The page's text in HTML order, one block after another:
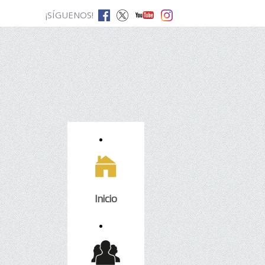
¡SÍGUENOS!
Inicio